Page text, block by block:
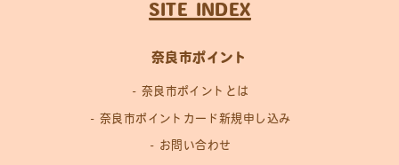
SITE INDEX
奈良市ポイント
奈良市ポイントとは
奈良市ポイントカード新規申し込み
お問い合わせ